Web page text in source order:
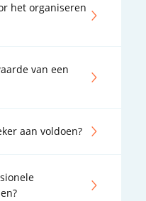
het organiseren
van een
aan voldoen?